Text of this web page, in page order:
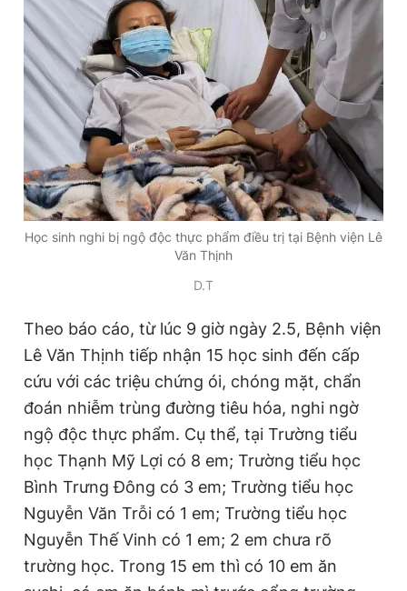
Học sinh nghi bị ngộ độc thực phẩm điều trị tại Bệnh viện Lê
Văn Thịnh
D.T
Theo báo cáo, từ lúc 9 giờ ngày 2.5, Bệnh viện
Lê Văn Thịnh tiếp nhận 15 học sinh đến cấp
cứu với các triệu chứng ói, chóng mặt, chẩn
đoán nhiễm trùng đường tiêu hóa, nghi ngờ
ngộ độc thực phẩm. Cụ thể, tại Trường tiểu
học Thạnh Mỹ Lợi có 8 em; Trường tiểu học
Bình Trưng Đông có 3 em; Trường tiểu học
Nguyễn Văn Trỗi có 1 em; Trường tiểu học
Nguyễn Thế Vinh có 1 em; 2 em chưa rõ
trường học. Trong 15 em thì có 10 em ăn